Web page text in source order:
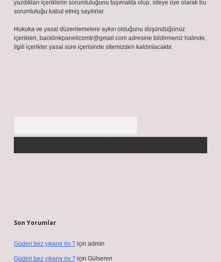
yazdıkları içeriklerin sorumluluğunu taşımakta olup, siteye üye olarak bu
sorumluluğu kabul etmiş sayılırlar.
Hukuka ve yasal düzenlemelere aykırı olduğunu düşündüğünüz
içerikleri, backlinkpanelicomtr@gmail.com adresine bildirmeniz halinde,
ilgili içerikler yasal süre içerisinde sitemizden kaldırılacaktır.
Son Yorumlar
Güderi bez yıkanır mı ? için admin
Güderi bez yıkanır mı ? için Gülseren